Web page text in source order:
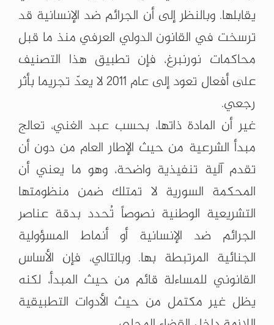
يقابلها. وبالنظر إلى أن الجرائم ضد الإنسانية قد
ترسخت في القانون الدولي العرفي منذ ما قبل
محاكمات نورنبرغ، فإن تطبيق هذا التصنيف
على أفعال تعود إلى عام 2011 لا يعدّ تجريما بأثر
رجعي.
غير أن المادة ذاتها، بحسب عبد الغني، تعالج
مبدأ الشرعية من حيث الإطار العام من دون أن
تقدم آلية تنفيذية واضحة، وهو ما يعني أن
المحكمة السورية لا تمتلك ضمن منظومتها
التشريعية الوطنية نصوصاً تُحدد بدقة عناصر
الجرائم ضد الإنسانية أو أنماط المسؤولية
الجنائية المرتبطة بها. وبالتالي، فإن الأساس
القانوني للمساءلة قائم من حيث المبدأ، لكنه
يظل غير مكتمل من حيث الأدوات التطبيقية